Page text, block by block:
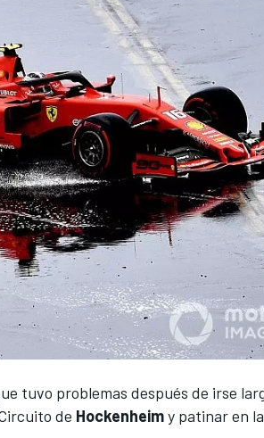
tuvo problemas después de irse
de Hockenheimy patinar en